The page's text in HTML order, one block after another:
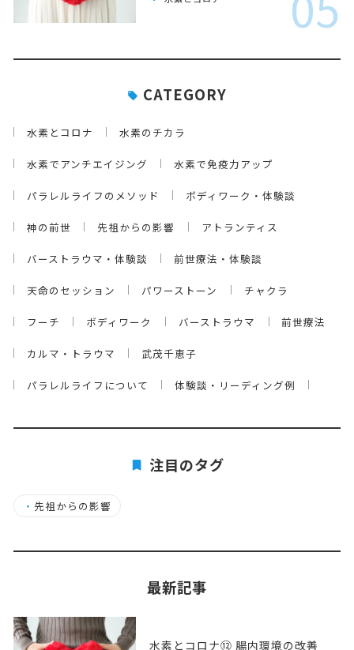
CATEGORY
水素とコロナ 水素のチカラ
水素でアンチエイジング 水素で免疫力アップ
パラレルライフのメソッド ボディワーク・体験談
神の前世 先祖からの影響 アトランティス
バーストラウマ・体験談 前世療法・体験談
天命のセッション パワーストーン チャクラ
フーチ ボディワーク バーストラウマ 前世療法
カルマ・トラウマ 武茂千恵子
パラレルライフについて 体験談・リーディング例
注目のタグ
・ 先祖からの影響
最新記事
水素とコロナ⑫ 腸内環境の改善